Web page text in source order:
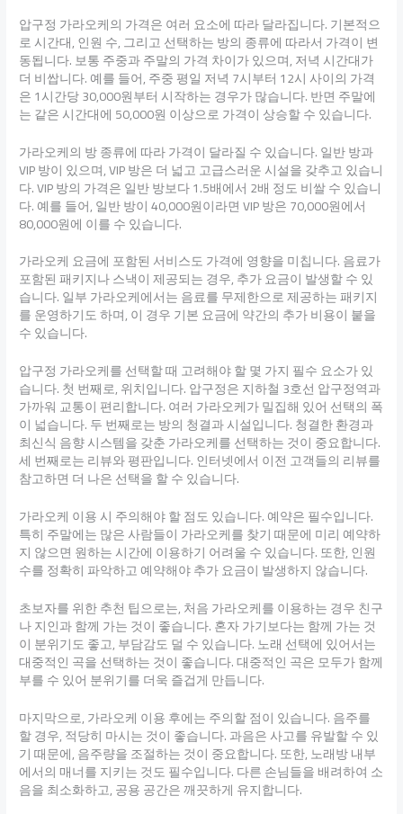
압구정 가라오케의 가격은 여러 요소에 따라 달라집니다. 기본적으
로 시간대, 인원 수, 그리고 선택하는 방의 종류에 따라서 가격이 변
동됩니다. 보통 주중과 주말의 가격 차이가 있으며, 저녁 시간대가
더 비쌉니다. 예를 들어, 주중 평일 저녁 7시부터 12시 사이의 가격
은 1시간당 30,000원부터 시작하는 경우가 많습니다. 반면 주말에
는 같은 시간대에 50,000원 이상으로 가격이 상승할 수 있습니다.
가라오케의 방 종류에 따라 가격이 달라질 수 있습니다. 일반 방과
VIP 방이 있으며, VIP 방은 더 넓고 고급스러운 시설을 갖추고 있습니
다. VIP 방의 가격은 일반 방보다 1.5배에서 2배 정도 비쌀 수 있습니
다. 예를 들어, 일반 방이 40,000원이라면 VIP 방은 70,000원에서
80,000원에 이를 수 있습니다.
가라오케 요금에 포함된 서비스도 가격에 영향을 미칩니다. 음료가
포함된 패키지나 스낵이 제공되는 경우, 추가 요금이 발생할 수 있
습니다. 일부 가라오케에서는 음료를 무제한으로 제공하는 패키지
를 운영하기도 하며, 이 경우 기본 요금에 약간의 추가 비용이 붙을
수 있습니다.
압구정 가라오케를 선택할 때 고려해야 할 몇 가지 필수 요소가 있
습니다. 첫 번째로, 위치입니다. 압구정은 지하철 3호선 압구정역과
가까워 교통이 편리합니다. 여러 가라오케가 밀집해 있어 선택의 폭
이 넓습니다. 두 번째로는 방의 청결과 시설입니다. 청결한 환경과
최신식 음향 시스템을 갖춘 가라오케를 선택하는 것이 중요합니다.
세 번째로는 리뷰와 평판입니다. 인터넷에서 이전 고객들의 리뷰를
참고하면 더 나은 선택을 할 수 있습니다.
가라오케 이용 시 주의해야 할 점도 있습니다. 예약은 필수입니다.
특히 주말에는 많은 사람들이 가라오케를 찾기 때문에 미리 예약하
지 않으면 원하는 시간에 이용하기 어려울 수 있습니다. 또한, 인원
수를 정확히 파악하고 예약해야 추가 요금이 발생하지 않습니다.
초보자를 위한 추천 팁으로는, 처음 가라오케를 이용하는 경우 친구
나 지인과 함께 가는 것이 좋습니다. 혼자 가기보다는 함께 가는 것
이 분위기도 좋고, 부담감도 덜 수 있습니다. 노래 선택에 있어서는
대중적인 곡을 선택하는 것이 좋습니다. 대중적인 곡은 모두가 함께
부를 수 있어 분위기를 더욱 즐겁게 만듭니다.
마지막으로, 가라오케 이용 후에는 주의할 점이 있습니다. 음주를
할 경우, 적당히 마시는 것이 좋습니다. 과음은 사고를 유발할 수 있
기 때문에, 음주량을 조절하는 것이 중요합니다. 또한, 노래방 내부
에서의 매너를 지키는 것도 필수입니다. 다른 손님들을 배려하여 소
음을 최소화하고, 공용 공간은 깨끗하게 유지합니다.